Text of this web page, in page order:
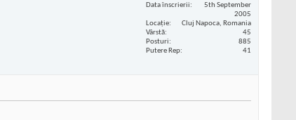
Data înscrierii
5th September
2005
Locaţie
Cluj Napoca, Romania
Vârstă
45
Posturi
885
Putere Rep
41